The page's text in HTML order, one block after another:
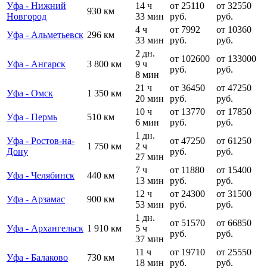
Уфа - Нижний
Новгород
930 км
14 ч
33 мин
от 25110
руб.
от 32550
руб.
Уфа - Альметьевск 296 км
4 ч
33 мин
от 7992
руб.
от 10360
руб.
Уфа - Ангарск 3 800 км
2 дн.
9 ч
8 мин
от 102600
руб.
от 133000
руб.
Уфа - Омск 1 350 км
21 ч
20 мин
от 36450
руб.
от 47250
руб.
Уфа - Пермь
510 км
10 ч
6 мин
от 13770
руб.
от 17850
руб.
Уфа - Ростов-на-
Дону
1 750 км
1 дн.
2 ч
27 мин
от 47250
руб.
от 61250
руб.
Уфа - Челябинск 440 км
7 ч
13 мин
от 11880
руб.
от 15400
руб.
Уфа - Арзамас
900 км
12 ч
53 мин
от 24300
руб.
от 31500
руб.
Уфа - Архангельск 1 910 км
1 дн.
5 ч
37 мин
от 51570
руб.
от 66850
руб.
Уфа - Балаково 730 км
11 ч
18 мин
от 19710
руб.
от 25550
руб.